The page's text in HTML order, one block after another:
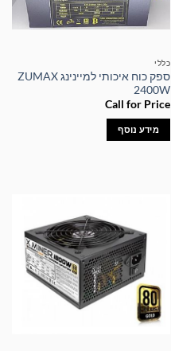
כללי
ספק כוח איכותי למיינינג ZUMAX
2400W
Call for Price
מידע נוסף